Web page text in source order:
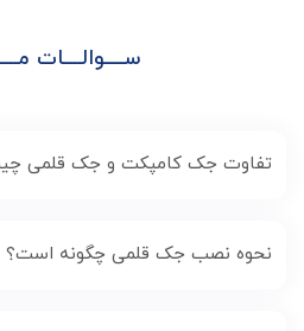
ســــوالــــات
تفاوت جک کامپکت و جک قلمی
نحوه نصب جک قلمی چگونه است؟